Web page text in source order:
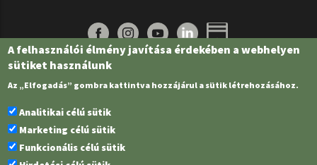
A felhasználói élmény javítása érdekében a webhelyen
sütiket használunk
Az „Elfogadás” gombra kattintva hozzájárul a sütik létrehozásához.
Analitikai célú sütik
Marketing célú sütik
Funkcionális célú sütik